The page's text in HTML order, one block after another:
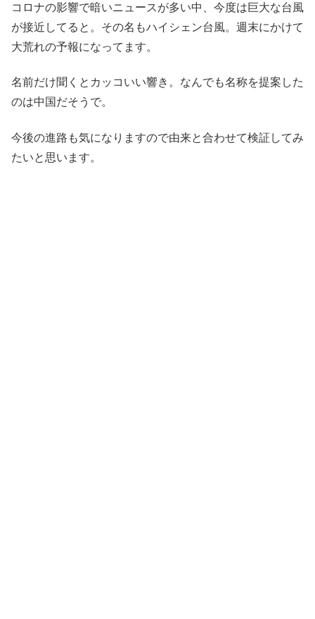
コロナの影響で暗いニュースが多い中、今度は巨大な台風
が接近してると。その名もハイシェン台風。週末にかけて
大荒れの予報になってます。
名前だけ聞くとカッコいい響き。なんでも名称を提案した
のは中国だそうで。
今後の進路も気になりますので由来と合わせて検証してみ
たいと思います。